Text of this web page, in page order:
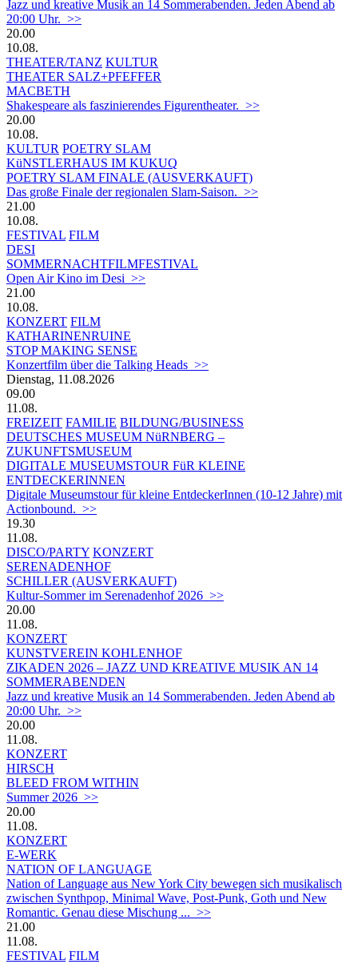
Jazz und kreative Musik an 14 Sommerabenden. Jeden Abend ab
20:00 Uhr. >>
20.00
10.08.
THEATER/TANZ KULTUR
THEATER SALZ+PFEFFER
MACBETH
Shakespeare als faszinierendes Figurentheater. >>
20.00
10.08.
KULTUR POETRY SLAM
KüNSTLERHAUS IM KUKUQ
POETRY SLAM FINALE (AUSVERKAUFT)
Das große Finale der regionalen Slam-Saison. >>
21.00
10.08.
FESTIVAL FILM
DESI
SOMMERNACHTFILMFESTIVAL
Open Air Kino im Desi >>
21.00
10.08.
KONZERT FILM
KATHARINENRUINE
STOP MAKING SENSE
Konzertfilm über die Talking Heads >>
Dienstag, 11.08.2026
09.00
11.08.
FREIZEIT FAMILIE BILDUNG/BUSINESS
DEUTSCHES MUSEUM NüRNBERG –
ZUKUNFTSMUSEUM
DIGITALE MUSEUMSTOUR FüR KLEINE
ENTDECKERINNEN
Digitale Museumstour für kleine EntdeckerInnen (10-12 Jahre) mit
Actionbound. >>
19.30
11.08.
DISCO/PARTY KONZERT
SERENADENHOF
SCHILLER (AUSVERKAUFT)
Kultur-Sommer im Serenadenhof 2026 >>
20.00
11.08.
KONZERT
KUNSTVEREIN KOHLENHOF
ZIKADEN 2026 – JAZZ UND KREATIVE MUSIK AN 14
SOMMERABENDEN
Jazz und kreative Musik an 14 Sommerabenden. Jeden Abend ab
20:00 Uhr. >>
20.00
11.08.
KONZERT
HIRSCH
BLEED FROM WITHIN
Summer 2026 >>
20.00
11.08.
KONZERT
E-WERK
NATION OF LANGUAGE
Nation of Language aus New York City bewegen sich musikalisch
zwischen Synthpop, Minimal Wave, Post-Punk, Goth und New
Romantic. Genau diese Mischung ... >>
21.00
11.08.
FESTIVAL FILM